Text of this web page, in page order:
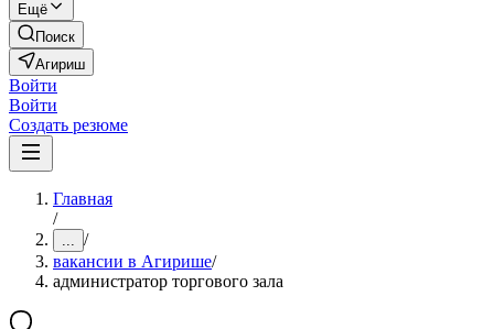
Ещё
Поиск
Агириш
Войти
Войти
Создать резюме
Главная
/
... /
вакансии в Агирише/
администратор торгового зала